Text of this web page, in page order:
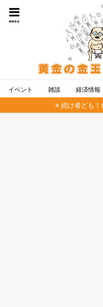
menu
イベント 雑談 経済情報
続け者ども！